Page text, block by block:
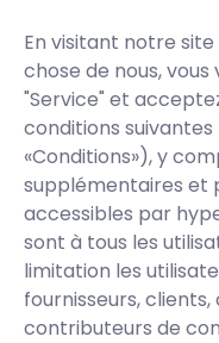
En visitant notre
chose de nous,
"Service" et
conditions suivantes
«Conditions»), y
supplémentaires et
accessibles par
sont à tous les
limitation les
fournisseurs,
contributeurs de